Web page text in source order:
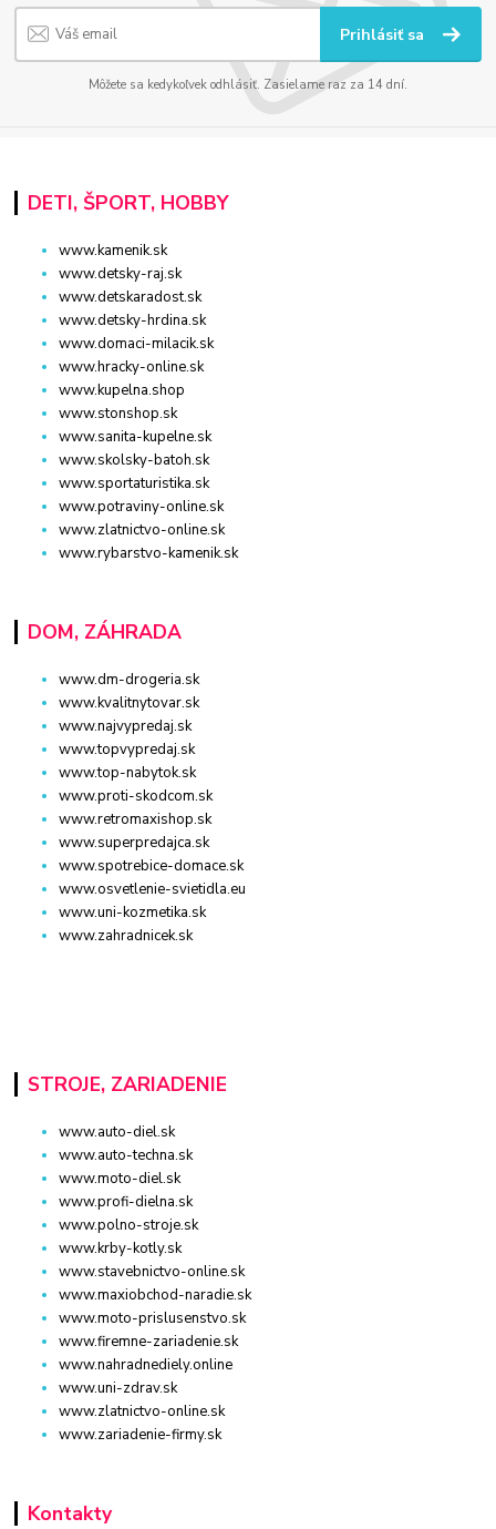
Prihlásiť sa
Môžete sa kedykoľvek odhlásiť. Zasielame raz za 14 dní.
DETI, ŠPORT, HOBBY
www.kamenik.sk
www.detsky-raj.sk
www.detskaradost.sk
www.detsky-hrdina.sk
www.domaci-milacik.sk
www.hracky-online.sk
www.kupelna.shop
www.stonshop.sk
www.sanita-kupelne.sk
www.skolsky-batoh.sk
www.sportaturistika.sk
www.potraviny-online.sk
www.zlatnictvo-online.sk
www.rybarstvo-kamenik.sk
DOM, ZÁHRADA
www.dm-drogeria.sk
www.kvalitnytovar.sk
www.najvypredaj.sk
www.topvypredaj.sk
www.top-nabytok.sk
www.proti-skodcom.sk
www.retromaxishop.sk
www.superpredajca.sk
www.spotrebice-domace.sk
www.osvetlenie-svietidla.eu
www.uni-kozmetika.sk
www.zahradnicek.sk
STROJE, ZARIADENIE
www.auto-diel.sk
www.auto-techna.sk
www.moto-diel.sk
www.profi-dielna.sk
www.polno-stroje.sk
www.krby-kotly.sk
www.stavebnictvo-online.sk
www.maxiobchod-naradie.sk
www.moto-prislusenstvo.sk
www.firemne-zariadenie.sk
www.nahradnediely.online
www.uni-zdrav.sk
www.zlatnictvo-online.sk
www.zariadenie-firmy.sk
Kontakty